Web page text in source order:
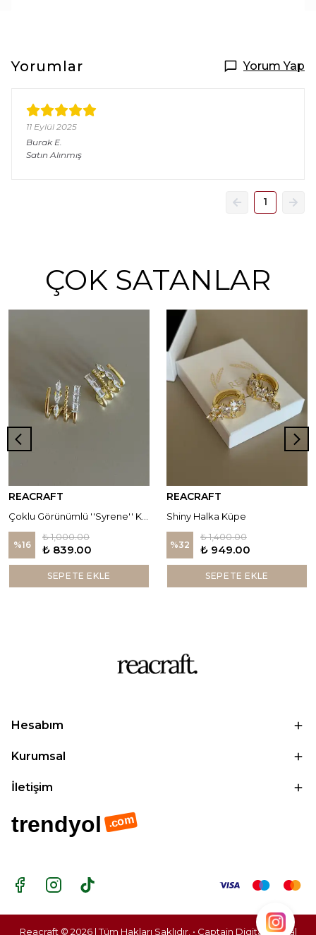
Yorumlar Yorum Yap
11 Eylül 2025
Burak E.
Satın Alınmış
1
ÇOK SATANLAR
REACRAFT
%16
₺ 1,000.00
₺ 839.00
SEPETE EKLE
REACRAFT
Shiny Halka Küpe
%32
₺ 1,400.00
₺ 949.00
SEPETE EKLE
Hesabım
Kurumsal
İletişim
trendyol .com
Reacraft © 2026 | Tüm Hakları Saklıdır. • Captain Digital |Dijital